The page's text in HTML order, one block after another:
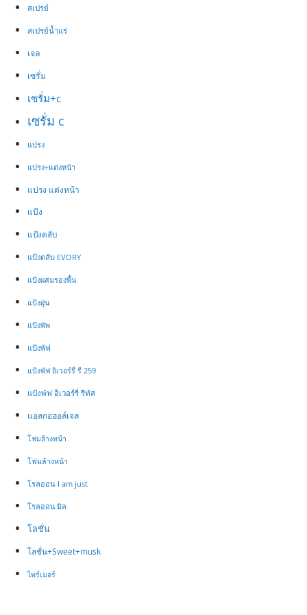
สเปรย์
สเปรย์​น้ำแร่
เจล
เซรั่ม
เซรั่ม+c
เซรั่ม c
แปรง
แปรง+แต่งหน้า
แปรง แต่งหน้า
แป้ง
แป้งตลับ
แป้งตลับ EVORY
แป้งผสมรองพื้น
แป้งฝุ่น
แป้งพัพ
แป้งพัฟ
แป้งพัฟ อิเวอร์รี่ รี 259
แป้งพัฟ อิเวอร์รี่ รีทัส
แอลกอฮอล์​เจล
โฟมล้างหน้า
โฟม​ล้างหน้า
โรลออน I am just
โรลออน มิล
โลชั่น
โลชั่น+Sweet+musk
ไพร์เมอร์